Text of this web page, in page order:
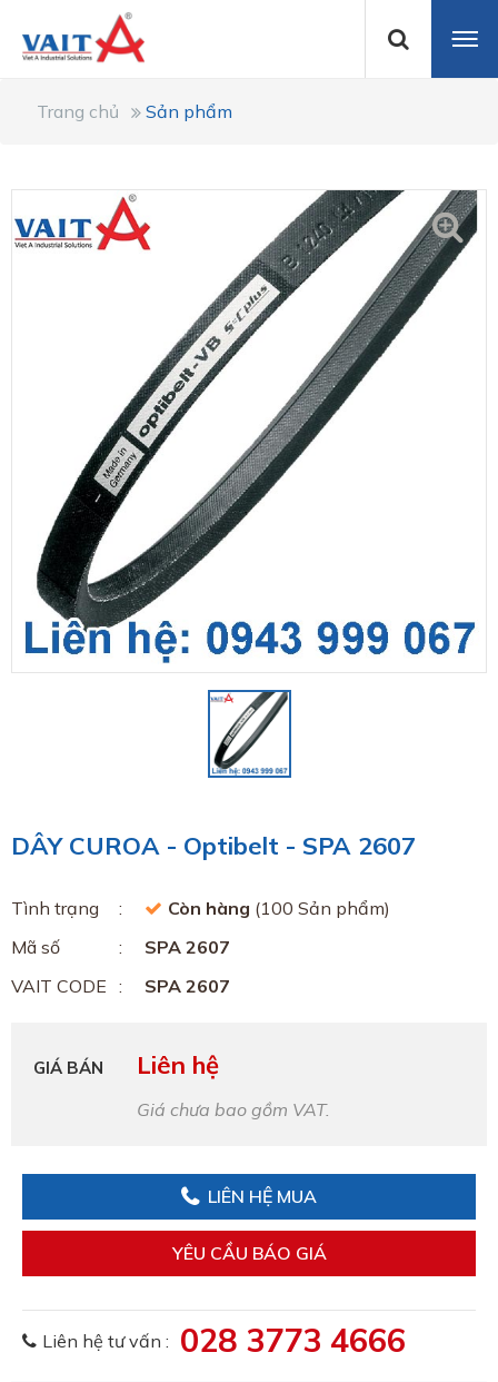
Trang chủ Sản phẩm
DÂY CUROA - Optibelt - SPA 2607
Tình trạng Còn hàng (100 Sản phẩm)
Mã số
SPA 2607
VAIT CODE
SPA 2607
GIÁ BÁN Liên hệ
Giá chưa bao gồm VAT.
LIÊN HỆ MUA
YÊU CẦU BÁO GIÁ
Liên hệ tư vấn : 028 3773 4666